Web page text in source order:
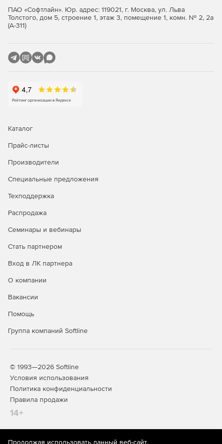
Автоматизация создания самостоятельных
фрагментов памяти на дисках (партиций).
интегрированный со службами сообщений.
быстро выявлять проблемные места.
пользовательского интерфейса.
Наличие встроенного механизма расчета
Интеграция с протоколом быстрого доступа к
данных во внешние системы.
гипертекста (HTTP) без остановки выполнения
Возможность создания гипотетических индексов.
Возможность работы в режиме отказоустойчивого
Восстановление битых блоков с реплики на мастер.
Защита страниц с данными контрольными суммами.
ПАО «Софтлайн». Юр. адрес: 119021, г. Москва, ул. Льва
Толстого, дом 5, строение 1, этаж 3, помещение 1, комн. № 2, 2а
(А-311)
Каталог
Прайс-листы
Производители
Специальные предложения
Техподдержка
Распродажа
Семинары и вебинары
Стать партнером
Вход в ЛК партнера
О компании
Вакансии
Помощь
Группа компаний Softline
© 1993—2026 Softline
Условия использования
Политика конфиденциальности
Правила продажи
14+
Продолжая использовать данный веб-сайт,